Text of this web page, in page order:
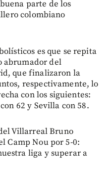
parte de los
colombiano
es que se repita
abrumador del
que finalizaron la
respectivamente, lo
con los siguientes:
62 y Sevilla con 58.
Villarreal Bruno
Camp Nou por 5-0:
liga y superar a